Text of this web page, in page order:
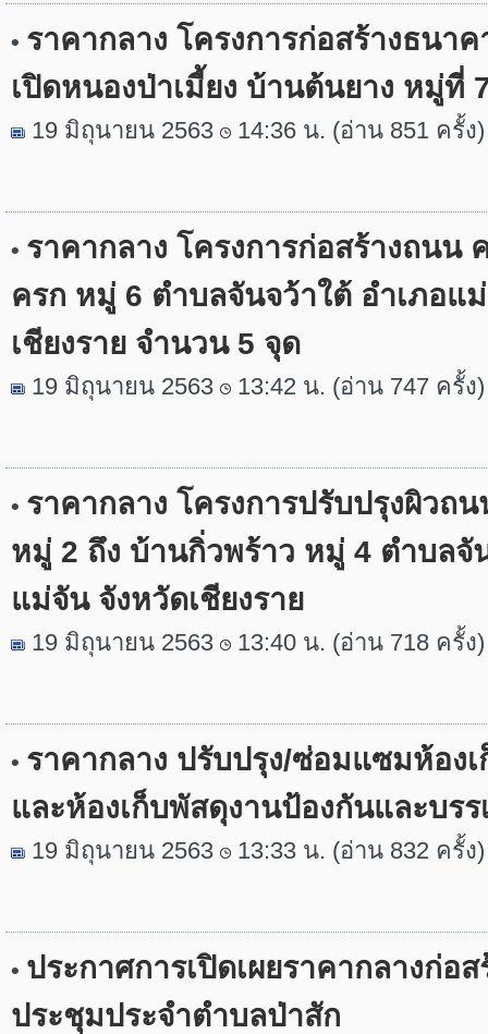
• ราคากลาง โครงการก่อสร้างธนา
เปิดหนองป่าเมี้ยง บ้านต้นยาง หมู่ที่
19 มิถุนายน 2563 14:36 น. (อ่าน 851 ครั้ง)
• ราคากลาง โครงการก่อสร้างถนน
ครก หมู่ 6 ตำบลจันจว้าใต้ อำเภอแ
เชียงราย จำนวน 5 จุด
19 มิถุนายน 2563 13:42 น. (อ่าน 747 ครั้ง)
• ราคากลาง โครงการปรับปรุงผิวถ
หมู่ 2 ถึง บ้านกิ่วพร้าว หมู่ 4 ตำบลจั
แม่จัน จังหวัดเชียงราย
19 มิถุนายน 2563 13:40 น. (อ่าน 718 ครั้ง)
• ราคากลาง ปรับปรุง/ซ่อมแซมห้อง
และห้องเก็บพัสดุงานป้องกันและบร
19 มิถุนายน 2563 13:33 น. (อ่าน 832 ครั้ง)
• ประกาศการเปิดเผยราคากลางก่อ
ประชุมประจำตำบลป่าสัก